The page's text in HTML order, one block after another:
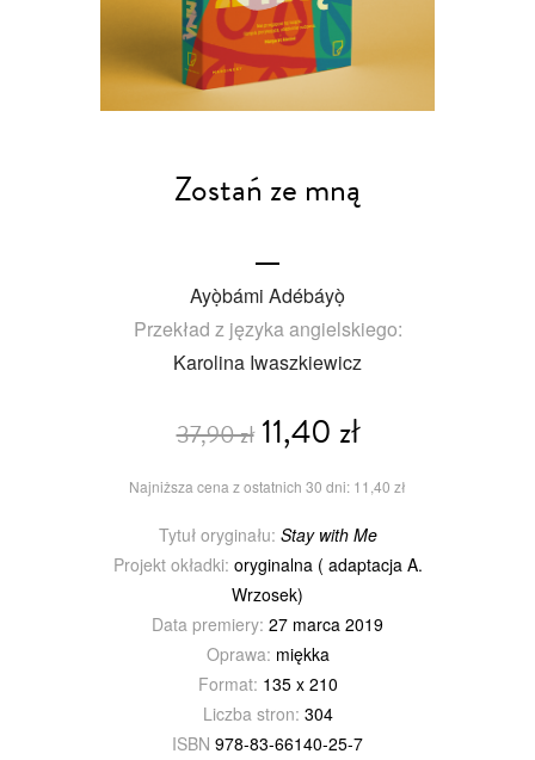
Zostań ze mną
Ayọ̀bámi Adébáyọ̀
Przekład z języka angielskiego:
Karolina Iwaszkiewicz
37,90 zł11,40 zł
Najniższa cena z ostatnich 30 dni: 11,40 zł
Tytuł oryginału: Stay with Me
Projekt okładki: oryginalna ( adaptacja A.
Wrzosek)
Data premiery: 27 marca 2019
Oprawa: miękka
Format: 135 x 210
Liczba stron: 304
ISBN 978-83-66140-25-7